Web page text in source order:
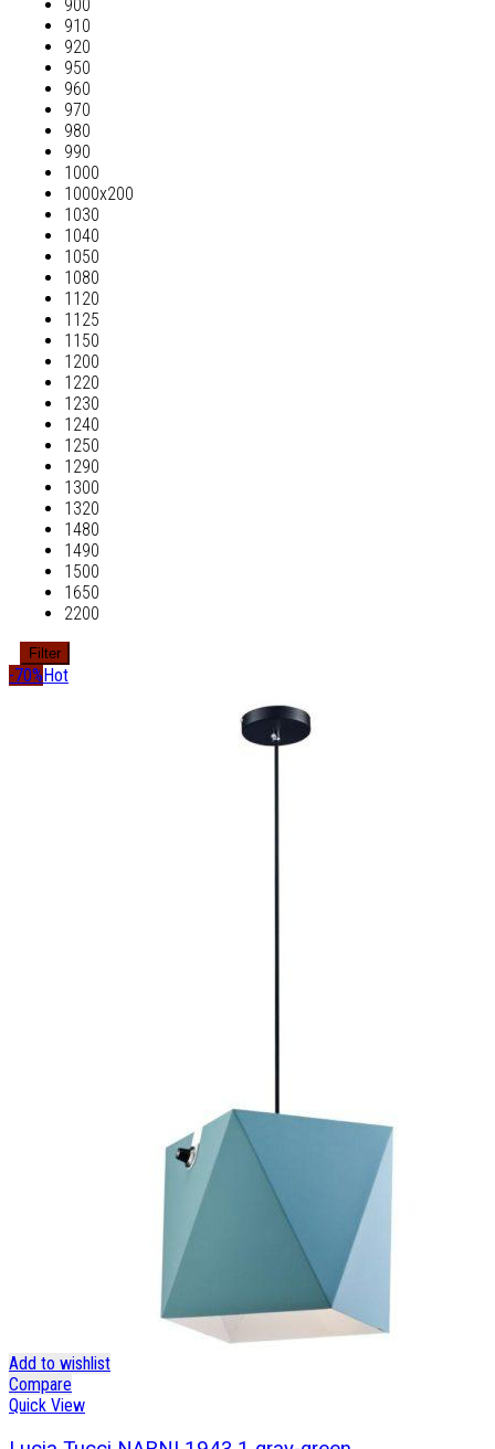
900
910
920
950
960
970
980
990
1000
1000х200
1030
1040
1050
1080
1120
1125
1150
1200
1220
1230
1240
1250
1290
1300
1320
1480
1490
1500
1650
2200
Filter
-70% Hot
Add to wishlist
Compare
Quick View